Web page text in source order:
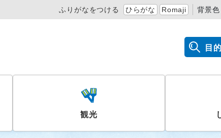
ふりがなをつける ひらがな Romaji 背景色
目
観光